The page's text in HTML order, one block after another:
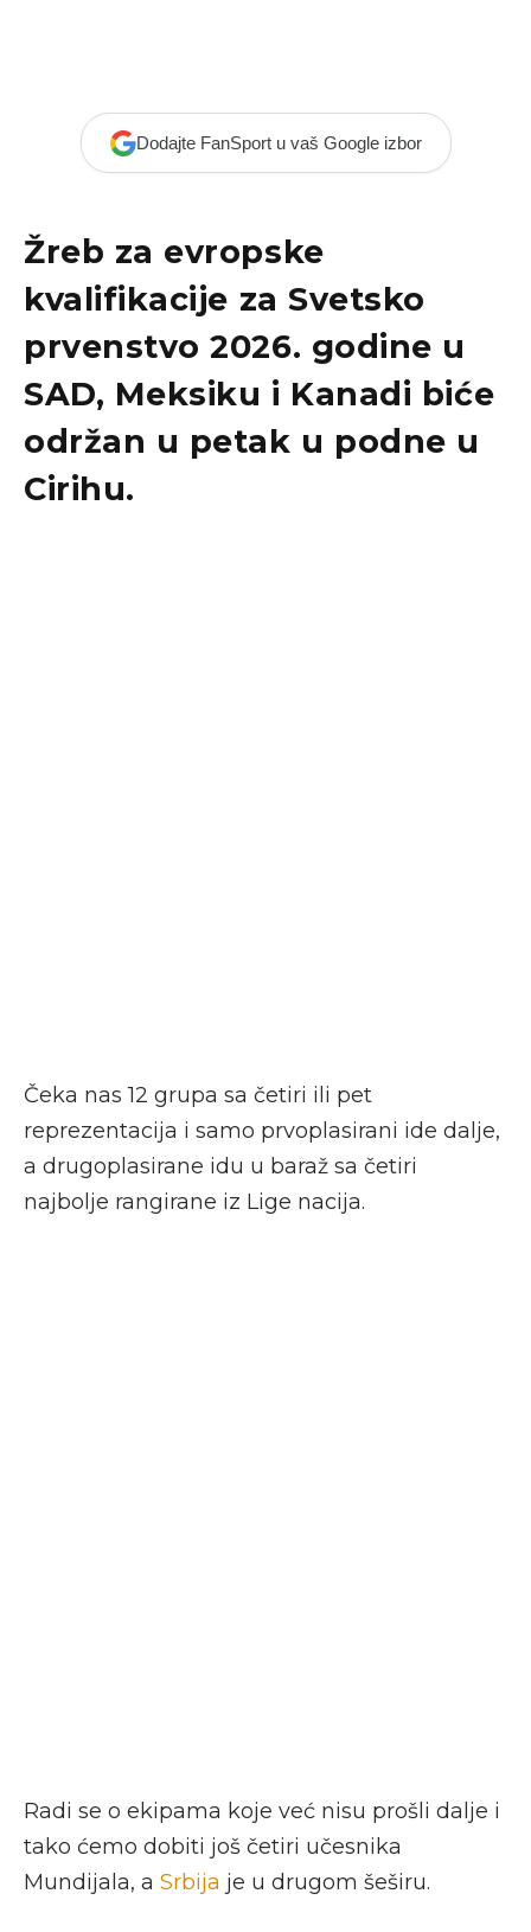
Dodajte FanSport u vaš Google izbor
Žreb za evropske
kvalifikacije za Svetsko
prvenstvo 2026. godine u
SAD, Meksiku i Kanadi biće
održan u petak u podne u
Cirihu.
Čeka nas 12 grupa sa četiri ili pet
reprezentacija i samo prvoplasirani ide dalje,
a drugoplasirane idu u baraž sa četiri
najbolje rangirane iz Lige nacija.
Radi se o ekipama koje već nisu prošli dalje i
tako ćemo dobiti još četiri učesnika
Mundijala, a Srbija je u drugom šeširu.